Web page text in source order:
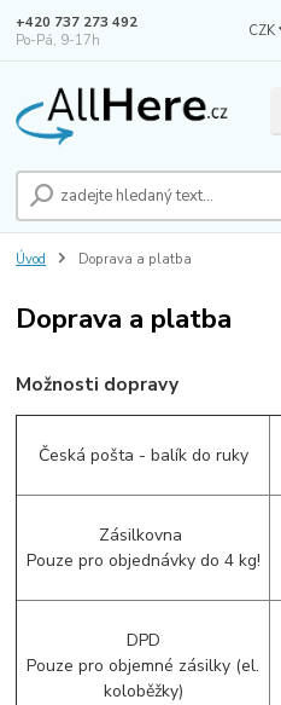
CZK
+420 737 273 492
Po-Pá, 9-17h
Úvod Doprava a platba
Doprava a platba
Možnosti dopravy
Česká pošta - balík do ruky
Zásilkovna
Pouze pro objednávky do 4 kg!
DPD
Pouze pro objemné zásilky (el.
koloběžky)